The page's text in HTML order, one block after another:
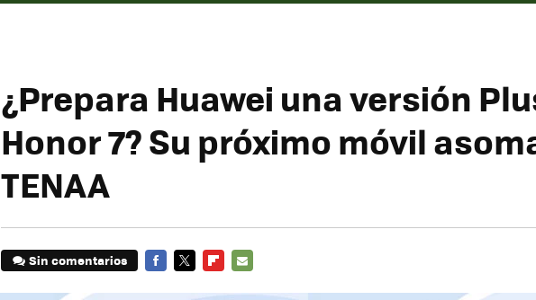
¿Prepara Huawei una versión
Honor 7? Su próximo móvil
TENAA
Sin comentarios